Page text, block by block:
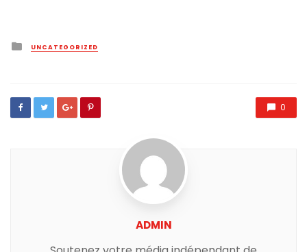
Posted
in
UNCATEGORIZED
0
ADMIN